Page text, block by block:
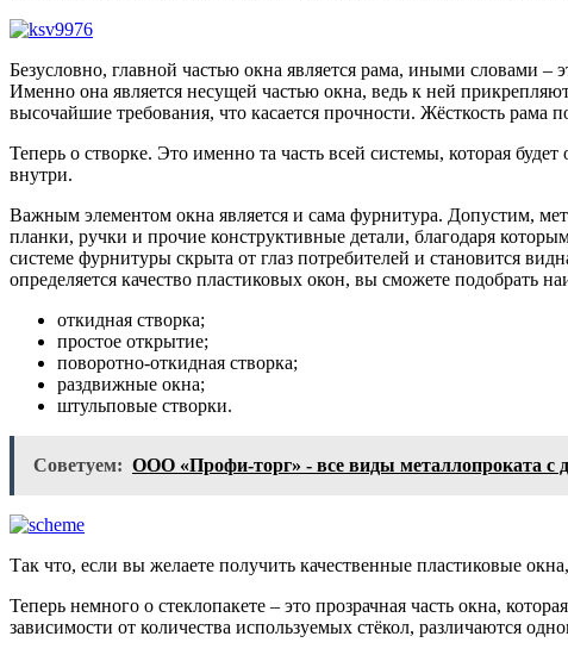
Безусловно, главной частью окна является рама, иными словами –
Именно она является несущей частью окна, ведь к ней
высочайшие требования, что касается прочности. Жёсткость
Теперь о створке. Это именно та часть всей системы, которая
внутри.
Важным элементом окна является и сама фурнитура. Допустим,
планки, ручки и прочие конструктивные детали, благодаря
системе фурнитуры скрыта от глаз потребителей и становится
определяется качество пластиковых окон, вы сможете подобрать
откидная створка;
простое открытие;
поворотно-откидная створка;
раздвижные окна;
штульповые створки.
Советуем: ООО «Профи-торг» - все виды металлопроката с
Так что, если вы желаете получить качественные пластиковые
Теперь немного о стеклопакете – это прозрачная часть окна,
зависимости от количества используемых стёкол, различаются